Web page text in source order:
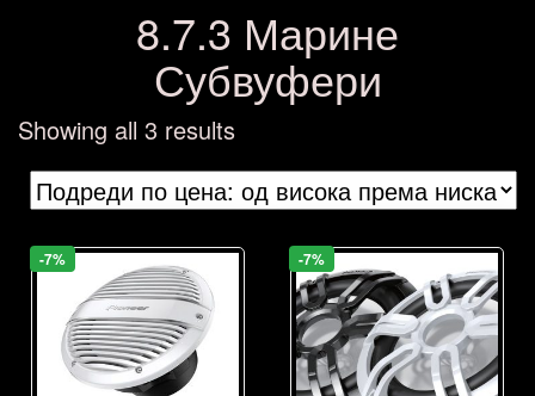
8.7.3 Марине
Субвуфери
Showing all 3 resultsSorted
by
price:
to
-7% -7%